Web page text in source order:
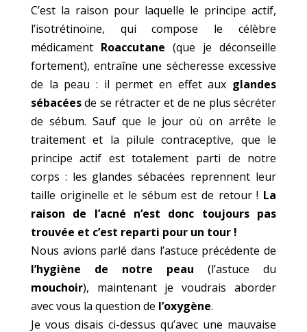
C’est la raison pour laquelle le principe actif,
l’isotrétinoïne, qui compose le célèbre
médicament Roaccutane (que je déconseille
fortement), entraîne une sécheresse excessive
de la peau : il permet en effet aux glandes
sébacéesde se rétracter et de ne plus sécréter
de sébum. Sauf que le jour où on arrête le
traitement et la pilule contraceptive, que le
principe actif est totalement parti de notre
corps : les glandes sébacées reprennent leur
taille originelle et le sébum est de retour ! La
raison de l’acné n’est donc toujours pas
trouvée et c’est reparti pour un tour !
Nous avions parlé dans l’astuce précédente de
l’hygiène de notre peau (l’astuce du
mouchoir), maintenant je voudrais aborder
avec vous la question de l’oxygène.
Je vous disais ci-dessus qu’avec une mauvaise